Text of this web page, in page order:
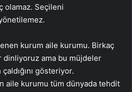
olamaz. Seçileni
kurum aile kurumu. Birkaç
ama bu müjdeler
gösteriyor.
aile kurumu tüm dünyada tehdit